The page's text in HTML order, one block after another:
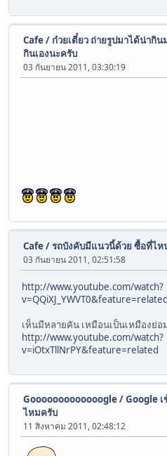
Cafe/ ก๋วยเตี๋ยว ถ่ายรูปมาได้น่ากิ
กินเองนะครับ
03 กันยายน 2011, 03:30:19
Cafe/รถบังคับมีแนวนี้ด้วย ซื้อที่ไห
03 กันยายน 2011, 02:51:58
http://www.youtube.com/watch?
v=QQiXJ_YWVT0&feature=related
เห็นมีหลายคัน เหมือนเป็นเหมืองย่อ
http://www.youtube.com/watch?
v=iOtxTllNrPY&feature=related
Gooooooooooooogle/Google
ไหมครับ
11 สิงหาคม 2011, 02:48:12